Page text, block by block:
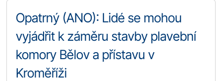
Opatrný (ANO): Lidé se mohou
vyjádřit k záměru stavby plavební
komory Bělov a přístavu v
Kroměříži